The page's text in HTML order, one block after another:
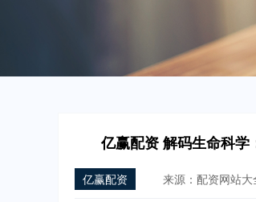
亿赢配资 解码生命科
亿赢配资 来源：配资网站大